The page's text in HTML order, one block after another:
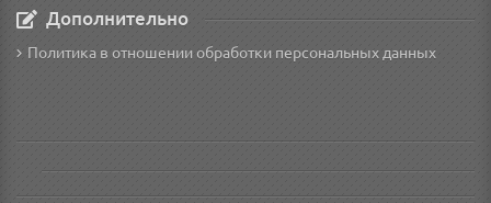
Дополнительно
Политика в отношении обработки персональных данных